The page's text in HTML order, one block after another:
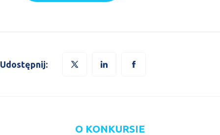
Udostępnij:
O KONKURSIE